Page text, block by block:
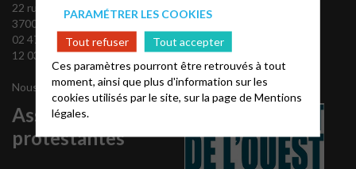
22 rue Stéphane-Pitard
37000 Tours
02 47 66 61 83 ou 09 54 15
12 03 (bur.)
Nous contacter
Associations
protestantes
PARAMÉTRER LES COOKIES
Tout refuser
Tout accepter
Ces paramètres pourront être retrouvés à tout
moment, ainsi que plus d'information sur les
cookies utilisés par le site, sur la page deMentions
légales.